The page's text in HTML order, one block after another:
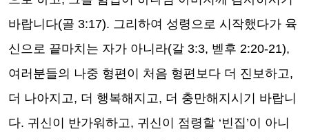
바랍니다(골 3:17). 그리하여 성령으로 시작했다가 육
신으로 끝마치는 자가 아니라(갈 3:3, 벧후 2:20-21),
여러분들의 나중 형편이 처음 형편보다 더 진보하고,
더 나아지고, 더 행복해지고, 더 충만해지시기 바랍니
다. 귀신이 반가워하고, 귀신이 점령할 ‘빈집 ’이 아니